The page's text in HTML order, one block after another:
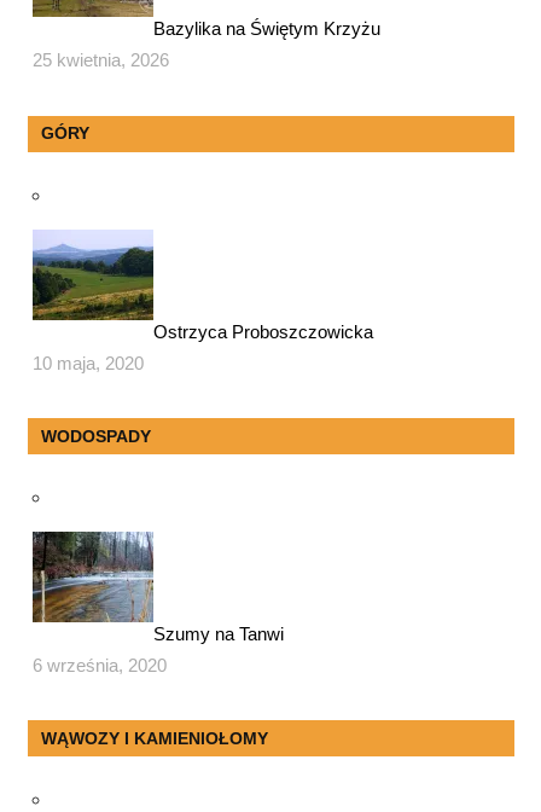
Bazylika na Świętym Krzyżu
25 kwietnia, 2026
GÓRY
Ostrzyca Proboszczowicka
10 maja, 2020
WODOSPADY
Szumy na Tanwi
6 września, 2020
WĄWOZY I KAMIENIOŁOMY